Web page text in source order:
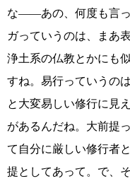
な――あの、何度も言
ガっていうのは、まあ
浄土系の仏教とかにも
すね。易行っていうの
と大変易しい修行に見
があるんだね。大前提
て自分に厳しい修行者
提としてあって。で、